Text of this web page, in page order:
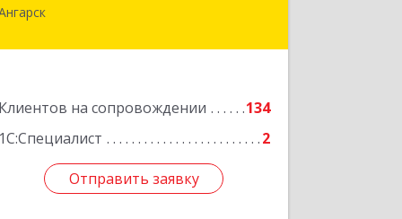
Клиентов на сопровождении
134
1С:Специалист
2
Отправить заявку
665816, Иркутская обл, Ангарск г, 177-
Отправить заявку